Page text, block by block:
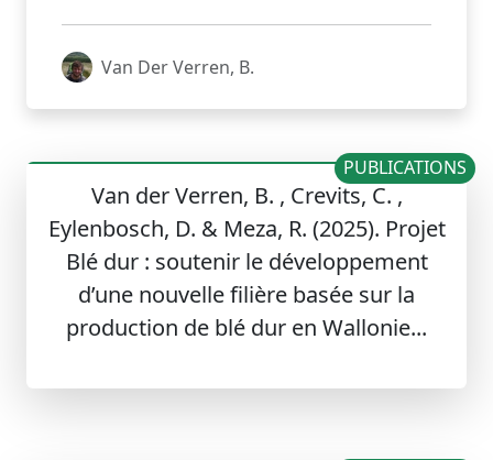
Van Der Verren, B.
Van der Verren, B. , Crevits, C. ,
Eylenbosch, D. & Meza, R. (2025). Projet
Blé dur : soutenir le développement
d’une nouvelle filière basée sur la
production de blé dur en Wallonie...
PUBLICATIONS